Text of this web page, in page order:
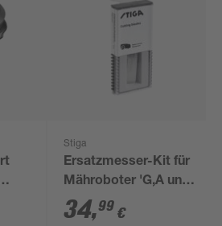
Stiga
Ersatzmesser-Kit für
Mähroboter 'G,A und
Vista' 12 Stück
34,99 €